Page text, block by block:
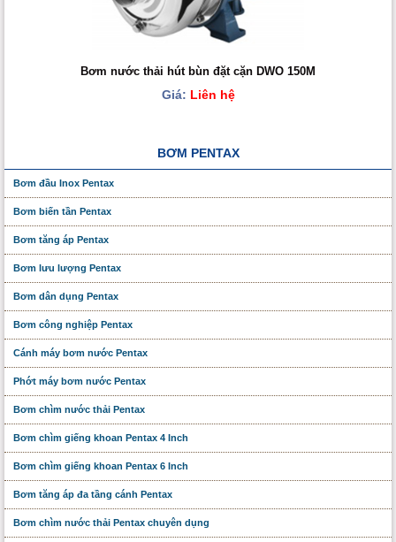
Bơm nước thải hút bùn đặt cặn DWO 150M
Giá: Liên hệ
BƠM PENTAX
Bơm đầu Inox Pentax
Bơm biến tần Pentax
Bơm tăng áp Pentax
Bơm lưu lượng Pentax
Bơm dân dụng Pentax
Bơm công nghiệp Pentax
Cánh máy bơm nước Pentax
Phớt máy bơm nước Pentax
Bơm chìm nước thải Pentax
Bơm chìm giếng khoan Pentax 4 Inch
Bơm chìm giếng khoan Pentax 6 Inch
Bơm tăng áp đa tầng cánh Pentax
Bơm chìm nước thải Pentax chuyên dụng